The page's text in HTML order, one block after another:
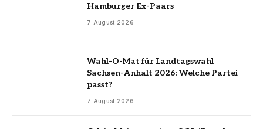
Hamburger Ex-Paars
7 August 2026
Wahl-O-Mat für Landtagswahl
Sachsen-Anhalt 2026: Welche Partei
passt?
7 August 2026